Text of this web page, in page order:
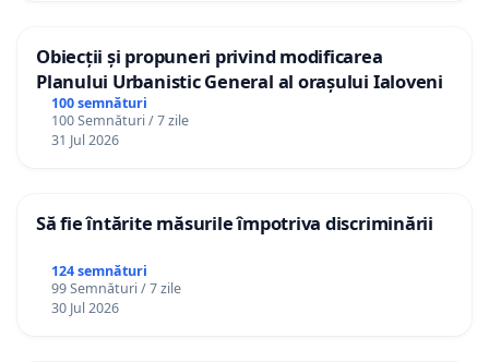
Obiecții și propuneri privind modificarea
Planului Urbanistic General al orașului Ialoveni
100 semnături
100 Semnături / 7 zile
31 Jul 2026
Să fie întărite măsurile împotriva discriminării
124 semnături
99 Semnături / 7 zile
30 Jul 2026